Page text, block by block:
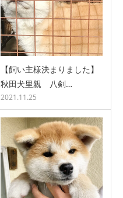
【飼い主様決まりました】
秋田犬里親 八剣…
2021.11.25